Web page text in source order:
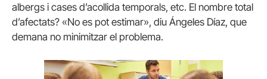
albergs i cases d’acollida temporals, etc. El nombre total
d’afectats? «No es pot estimar», diu Ángeles Díaz, que
demana no minimitzar el problema.